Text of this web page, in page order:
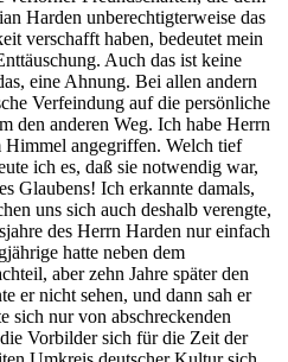
Harden unberechtigterweise das
verschafft haben, bedeutet mein
Auch das ist keine
eine Ahnung. Bei allen andern
Verfeindung auf die persönliche
den anderen Weg. Ich habe Herrn
angegriffen. Welch tief
ich es, daß sie notwendig war,
Glaubens! Ich erkannte damals,
uns sich auch deshalb verengte,
des Herrn Harden nur einfach
hatte neben dem
aber zehn Jahre später den
er nicht sehen, und dann sah er
sich nur von abschreckenden
Vorbilder sich für die Zeit der